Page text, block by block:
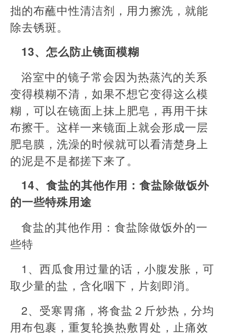
拙的布蘸中性清洁剂，用力擦洗，就能
除去锈斑。
13、怎么防止镜面模糊
浴室中的镜子常会因为热蒸汽的关系
变得模糊不清，如果不想它变得这么模
糊，可以在镜面上抹上肥皂，再用干抹
布擦干。这样一来镜面上就会形成一层
肥皂膜，洗澡的时候就可以看清楚身上
的泥是不是都搓下来了。
14、食盐的其他作用：食盐除做饭外
的一些特殊用途
食盐的其他作用：食盐除做饭外的一
些特
1、西瓜食用过量的话，小腹发胀，可
取少量的盐，含化咽下，片刻即消。
2、受寒胃痛，将食盐２斤炒热，分均
用布包裹，重复轮换热敷胃处，止痛效